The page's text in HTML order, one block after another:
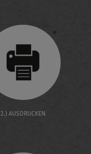
2.) AUSDRUCKEN